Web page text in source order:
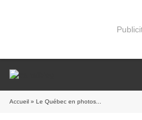
Accueil » Le Québec en photos...